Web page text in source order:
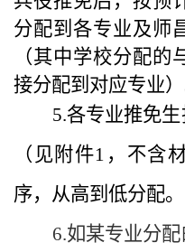
分配到各专业及师
（其中学校分配
接分配到对应专业）
5.各专业推免
（见附件1，不含
序，从高到低分配。
6.如某专业分